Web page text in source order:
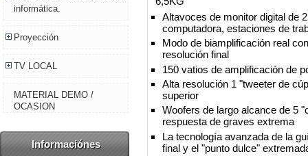
informática.
Proyección
TV LOCAL
MATERIAL DEMO /
OCASION
Informaciónes
Altavoces de monitor digital de
computadora, estaciones de
Modo de biamplificación real
resolución final
150 vatios de amplificación de
Alta resolución 1 "tweeter de
superior
Woofers de largo alcance de 5
respuesta de graves extrema
La tecnología avanzada de la
final y el "punto dulce"